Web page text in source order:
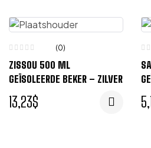
(0)
ZISSOU 500 ML
GEÏSOLEERDE BEKER – ZILVER
13,23$